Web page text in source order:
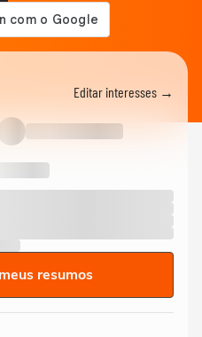
Editar interesses →
resumos